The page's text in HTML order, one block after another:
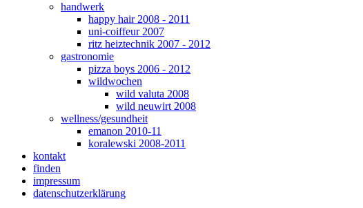
handwerk
happy hair 2008 - 2011
uni-coiffeur 2007
ritz heiztechnik 2007 - 2012
gastronomie
pizza boys 2006 - 2012
wildwochen
wild valuta 2008
wild neuwirt 2008
wellness/gesundheit
emanon 2010-11
koralewski 2008-2011
kontakt
finden
impressum
datenschutzerklärung